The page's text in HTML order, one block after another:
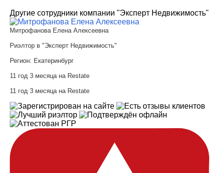
Другие сотрудники компании "Эксперт Недвижимость"
Митрофанова Елена Алексеевна
Риэлтор в "Эксперт Недвижимость"
Регион: Екатеринбург
11 год 3 месяца на Restate
11 год 3 месяца на Restate